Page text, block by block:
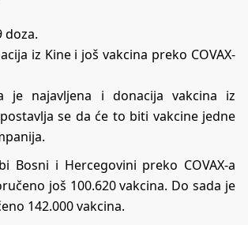
doza.
iz Kine i još vakcina preko COVAX-
je najavljena i donacija vakcina iz
se da će to biti vakcine jedne
Bosni i Hercegovini preko COVAX-a
još 100.620 vakcina. Do sada je
142.000 vakcina.